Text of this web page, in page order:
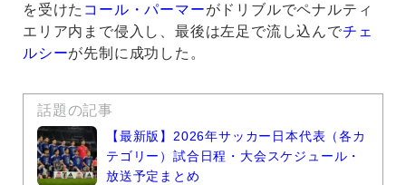
を受けた コール・パーマーがドリブルでペナルティ
エリア内まで侵入し、最後は左足で流し込んでチェ
ルシーが先制に成功した。
話題の記事
【最新版】2026年サッカー日本代表（各カ
テゴリー）試合日程・大会スケジュール・
放送予定まとめ